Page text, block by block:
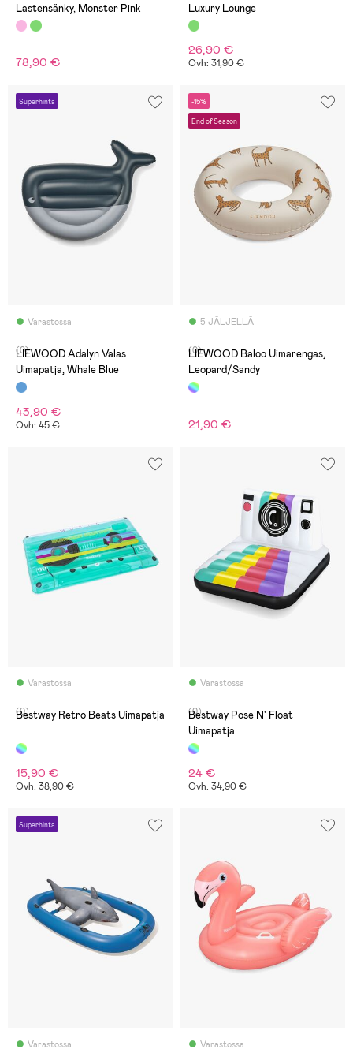
Lastensänky, Monster Pink
78,90 €
Luxury Lounge
26,90 €
Ovh: 31,90 €
Superhinta
Varastossa
(0)
LIEWOOD Adalyn Valas
Uimapatja, Whale Blue
43,90 €
Ovh: 45 €
-15%
End of Season
5 JÄLJELLÄ
(0)
LIEWOOD Baloo Uimarengas,
Leopard/Sandy
21,90 €
Varastossa
(0)
Bestway Retro Beats Uimapatja
15,90 €
Ovh: 38,90 €
Varastossa
(0)
Bestway Pose N' Float
Uimapatja
24 €
Ovh: 34,90 €
Superhinta
Varastossa Varastossa